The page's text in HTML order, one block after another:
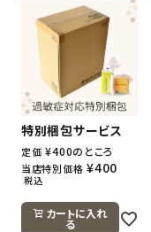
特別梱包サービス
定価 ¥400のところ
当店特別価格 ¥400
税込
カートに入れ
る